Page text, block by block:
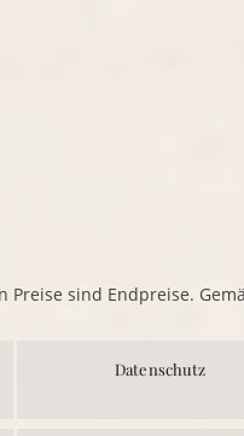
Preise sind Endpreise.
Datenschutz